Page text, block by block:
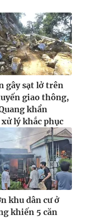
gây sạt lở trên
giao thông,
khẩn
lý khắc phục
khu dân cư ở
khiến 5 căn